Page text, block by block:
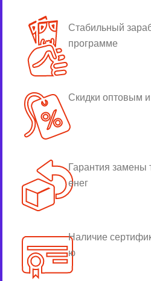
Стабильный
программе
Скидки оптовым
Гарантия замены
енег
Наличие
ю